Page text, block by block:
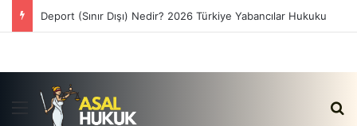
Deport (Sınır Dışı) Nedir? 2026 Türkiye Yabancılar Hukuku
Menü